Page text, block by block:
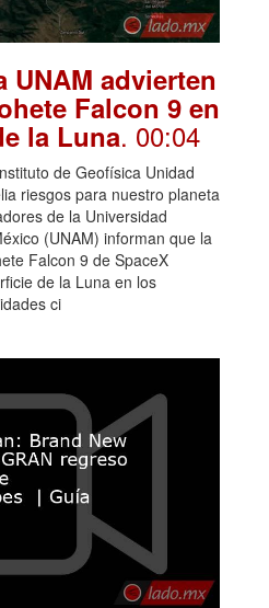
UNAM advierten
Falcon 9 en
la Luna. 00:04
de Geofísica Unidad
riesgos para nuestro planeta
de la Universidad
(UNAM) informan que la
Falcon 9 de SpaceX
de la Luna en los
ci